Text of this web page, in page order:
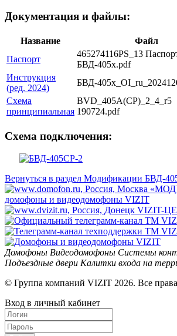
Документация и файлы:
Название Файл
Паспорт
465274116PS_13
БВД-405x.pdf
Инструкция
(ред. 2024)
БВД-
Схема
принципиальная
BVD_405A(CP)_2_4_r5
190724.pdf
Схема подключения:
Вернуться в раздел Модификации БВД-
Домофоны Видеодомофоны Системы
Подъездные двери Калитки входа на
© Группа компаний VIZIT 2026. Все
Вход в личный кабинет